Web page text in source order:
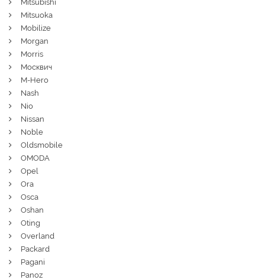
Mitsubishi
Mitsuoka
Mobilize
Morgan
Morris
Москвич
M-Hero
Nash
Nio
Nissan
Noble
Oldsmobile
OMODA
Opel
Ora
Osca
Oshan
Oting
Overland
Packard
Pagani
Panoz